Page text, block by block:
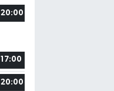
20:00
17:00
20:00